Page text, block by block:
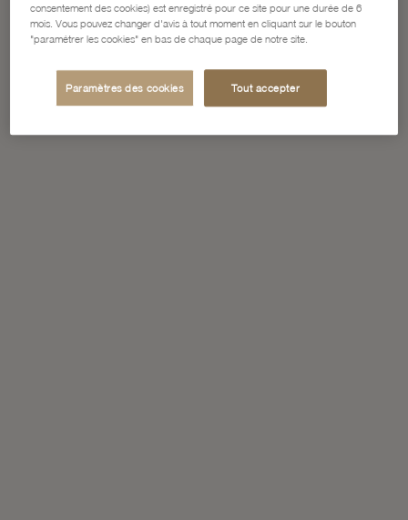
consentement des cookies) est enregistré pour ce site pour une durée de 6
mois. Vous pouvez changer d'avis à tout moment en cliquant sur le bouton
"paramétrer les cookies" en bas de chaque page de notre site.
Paramètres des cookies Tout accepter